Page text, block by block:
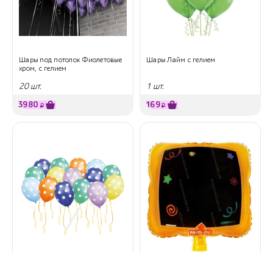
Шары под потолок Фиолетовые
хром, с гелием
20 шт.
3980 ₽
Шары Лайм с гелием
1 шт.
169₽